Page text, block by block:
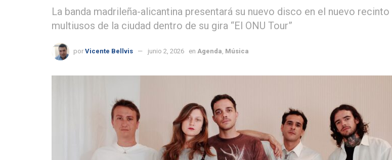
La banda madrileña-alicantina presentará su nuevo disco en el nuevo recinto
multiusos de la ciudad dentro de su gira “El ONU Tour”
por Vicente Bellvis junio 2, 2026 en Agenda Música